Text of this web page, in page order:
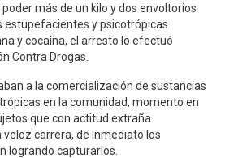
más de un kilo y dos envoltorios
estupefacientes y psicotrópicas
y cocaína, el arresto lo efectuó
Contra Drogas.
a la comercialización de sustancias
en la comunidad, momento en
que con actitud extraña
carrera, de inmediato los
logrando capturarlos.